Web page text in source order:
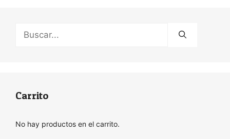
Carrito
No hay productos en el carrito.